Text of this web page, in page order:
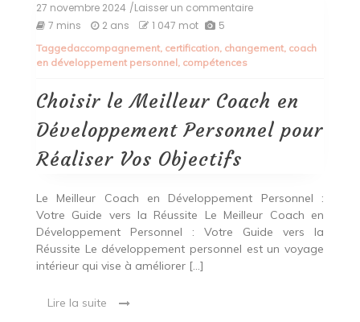
27 novembre 2024 /Laisser un commentaireon
Meilleur
Développement
Personnel
pour
Réaliser
7 mins 2 ans 1 047 mot 5
Taggedaccompagnement, certification, changement, coach
en développement personnel, compétences
Choisir le Meilleur Coach en
Développement Personnel pour
Réaliser Vos Objectifs
Le Meilleur Coach en Développement Personnel :
Votre Guide vers la Réussite Le Meilleur Coach en
Développement Personnel : Votre Guide vers la
Réussite Le développement personnel est un voyage
intérieur qui vise à améliorer […]
Lire la suite